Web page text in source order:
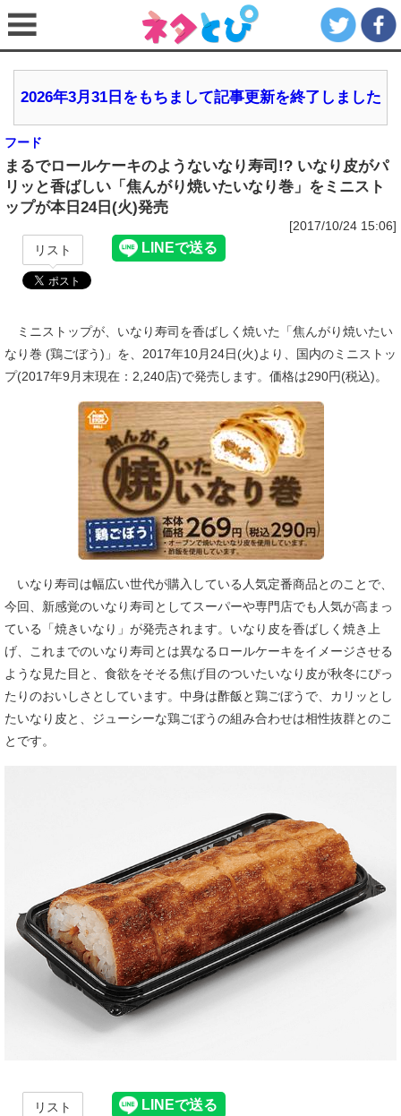
2026年3月31日をもちまして記事更新を終了しました
フード
まるでロールケーキのようないなり寿司!? いなり皮がパ
リッと香ばしい「焦んがり焼いたいなり巻」をミニスト
ップが本日24日(火)発売
[2017/10/24 15:06]
リスト
ミニストップが、いなり寿司を香ばしく焼いた「焦んがり焼いたい
なり巻 (鶏ごぼう)」を、2017年10月24日(火)より、国内のミニストッ
プ(2017年9月末現在：2,240店)で発売します。価格は290円(税込)。
いなり寿司は幅広い世代が購入している人気定番商品とのことで、
今回、新感覚のいなり寿司としてスーパーや専門店でも人気が高まっ
ている「焼きいなり」が発売されます。いなり皮を香ばしく焼き上
げ、これまでのいなり寿司とは異なるロールケーキをイメージさせる
ような見た目と、食欲をそそる焦げ目のついたいなり皮が秋冬にぴっ
たりのおいしさとしています。中身は酢飯と鶏ごぼうで、カリッとし
たいなり皮と、ジューシーな鶏ごぼうの組み合わせは相性抜群とのこ
とです。
リスト